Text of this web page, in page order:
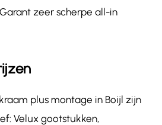
zeer scherpe all-in
plus montage in Boijl zijn
Velux gootstukken,